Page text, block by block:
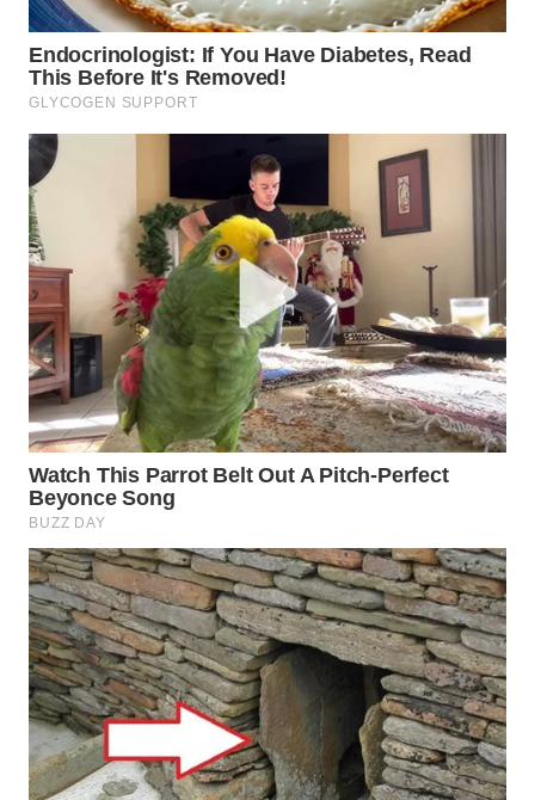
WN
PRIANGAN
TIMUR
SEMARANG
WN
BOROBUDUR
WN
MADURA
WN
SURABAYA
WN
NATUNA
WN
BINTAN
WN
MANDALIKA